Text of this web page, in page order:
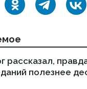
рассказал,
полезнее